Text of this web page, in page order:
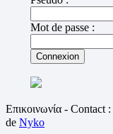
Mot de passe :
Επικοινωνία - Contact :
de Nyko